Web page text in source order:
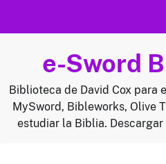
e-Sword
Biblioteca de David Cox para
MySword, Bibleworks, Olive
estudiar la Biblia.